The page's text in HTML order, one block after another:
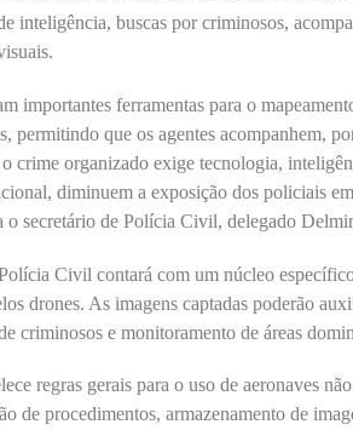
inteligência, buscas por criminosos,
importantes ferramentas para o
permitindo que os agentes acompanhem,
crime organizado exige tecnologia,
diminuem a exposição dos policiais
o secretário de Polícia Civil, delegado
Civil contará com um núcleo
drones. As imagens captadas poderão
criminosos e monitoramento de áreas
regras gerais para o uso de aeronaves
de procedimentos, armazenamento de